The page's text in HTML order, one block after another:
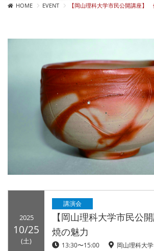
HOME EVENT 【岡山理科大学市民公開講座】
2025
10/25
(土)
講演会
【岡山理科大学市民公
焼の魅力
13:30〜15:00
岡山理科大